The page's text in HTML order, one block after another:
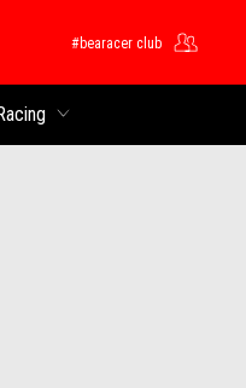
#bearacer club